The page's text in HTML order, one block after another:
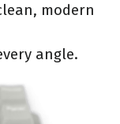
modern
angle.